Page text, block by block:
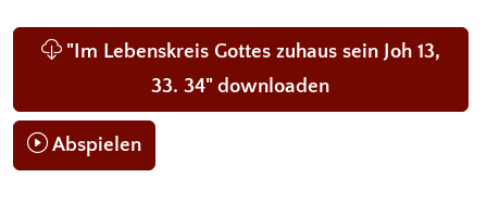
"Im Lebenskreis Gottes zuhaus sein Joh 13,
33. 34" downloaden
Abspielen